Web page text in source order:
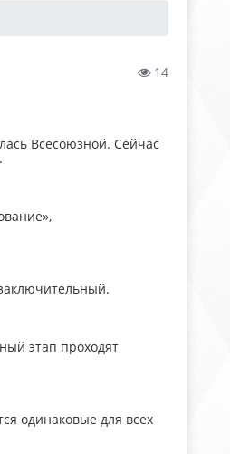
14
Всесоюзной. Сейчас
этап проходят
одинаковые для всех